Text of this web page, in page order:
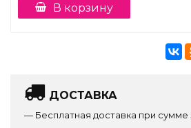
В корзину
ДОСТАВКА
— Бесплатная доставка при сумме